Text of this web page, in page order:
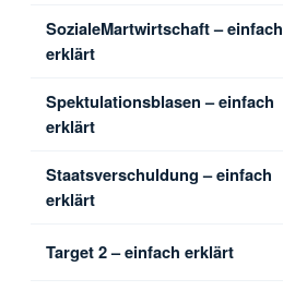
SozialeMartwirtschaft – einfach
erklärt
Spektulationsblasen – einfach
erklärt
Staatsverschuldung – einfach
erklärt
Target 2 – einfach erklärt